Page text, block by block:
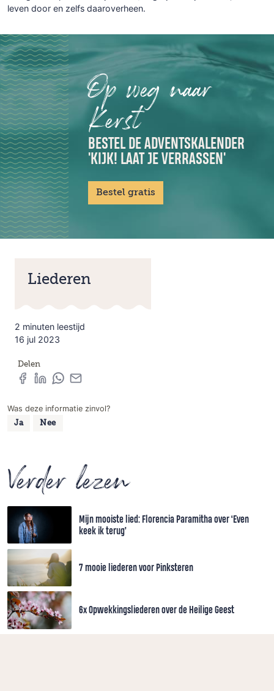
leven door en zelfs daaroverheen.
Op weg naar
Kerst
BESTEL DE ADVENTSKALENDER
'KIJK! LAAT JE VERRASSEN'
Bestel gratis
Liederen
2 minuten leestijd
16 jul 2023
Delen
Was deze informatie zinvol?
Ja Nee
Verder lezen
Mijn mooiste lied: Florencia Paramitha over ‘Even
keek ik terug’
7 mooie liederen voor Pinksteren
6x Opwekkingsliederen over de Heilige Geest